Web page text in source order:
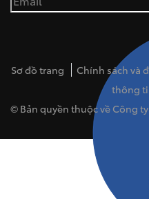
Sơ đồ trang Chính sách và
thông
© Bản quyền thuộc về Công